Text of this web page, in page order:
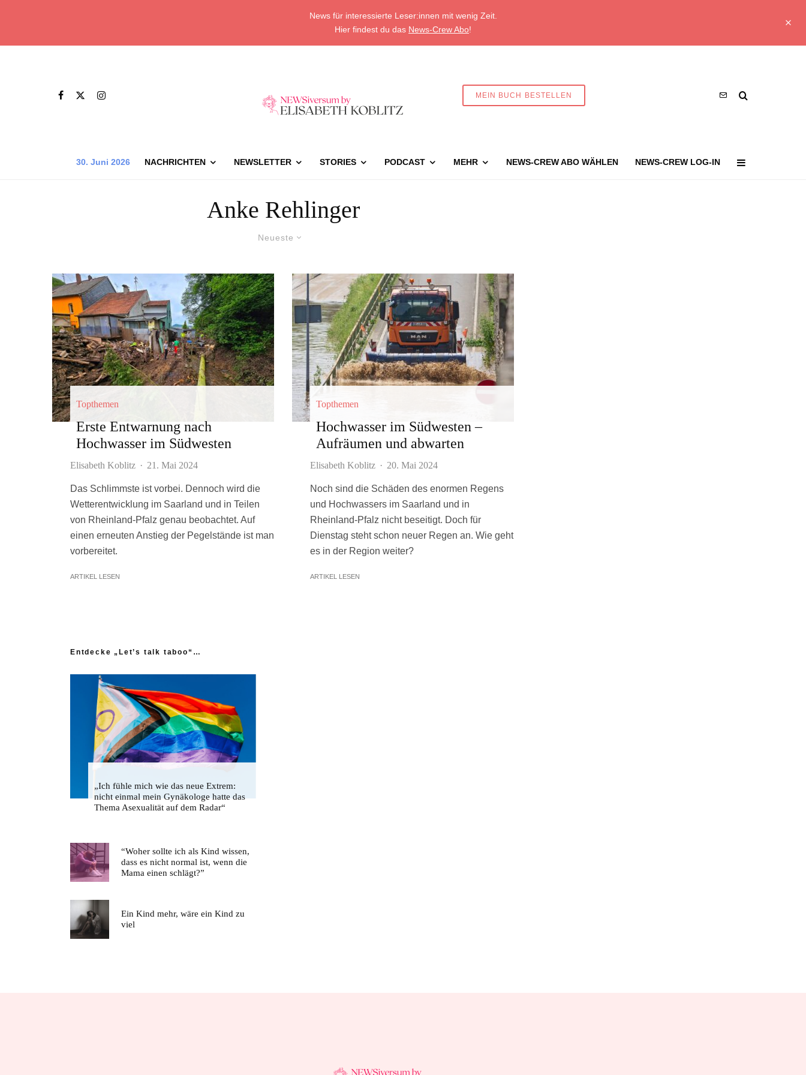
News für interessierte Leser:innen mit wenig Zeit.
Hier findest du das News-Crew Abo!
MEIN BUCH BESTELLEN
30. Juni 2026 NACHRICHTEN NEWSLETTER STORIES PODCAST MEHR NEWS-CREW ABO WÄHLEN NEWS-CREW LOG-IN
Anke Rehlinger
Neueste
Topthemen
Erste Entwarnung nach
Hochwasser im Südwesten
Elisabeth Koblitz · 21. Mai 2024
Das Schlimmste ist vorbei. Dennoch wird die
Wetterentwicklung im Saarland und in Teilen
von Rheinland-Pfalz genau beobachtet. Auf
einen erneuten Anstieg der Pegelstände ist man
vorbereitet.
ARTIKEL LESEN
Topthemen
Hochwasser im Südwesten –
Aufräumen und abwarten
Elisabeth Koblitz · 20. Mai 2024
Noch sind die Schäden des enormen Regens
und Hochwassers im Saarland und in
Rheinland-Pfalz nicht beseitigt. Doch für
Dienstag steht schon neuer Regen an. Wie geht
es in der Region weiter?
ARTIKEL LESEN
Entdecke „Let’s talk taboo“…
„Ich fühle mich wie das neue Extrem:
nicht einmal mein Gynäkologe hatte das
Thema Asexualität auf dem Radar“
“Woher sollte ich als Kind wissen,
dass es nicht normal ist, wenn die
Mama einen schlägt?”
Ein Kind mehr, wäre ein Kind zu
viel